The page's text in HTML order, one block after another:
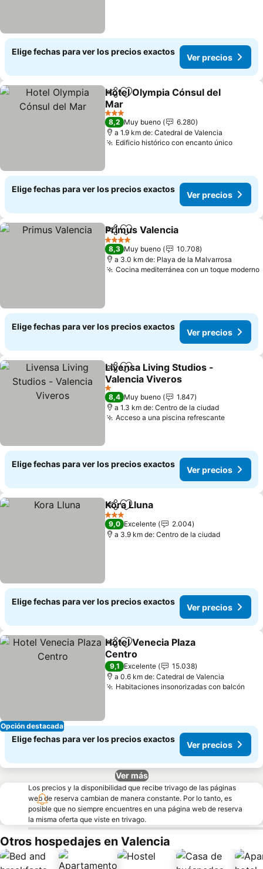
Elige fechas para ver los precios exactos
Ver precios
CompartirAgregar a favoritos
Hotel Olympia Cónsul del
Mar
3 Estrellas
8,2 Muy bueno
6.280
a 1.9 km de: Catedral de Valencia
Edificio histórico con encanto único
Elige fechas para ver los precios exactos
Ver precios
CompartirAgregar a favoritos
Primus Valencia
4 Estrellas
8,3 Muy bueno
10.708
a 3.0 km de: Playa de la Malvarrosa
Cocina mediterránea con un toque moderno
Elige fechas para ver los precios exactos
Ver precios
CompartirAgregar a favoritos
Livensa Living Studios -
Valencia Viveros
1 Estrellas
8,4 Muy bueno
1.847
a 1.3 km de: Centro de la ciudad
Acceso a una piscina refrescante
Elige fechas para ver los precios exactos
Ver precios
CompartirAgregar a favoritos
Kora Lluna
3 Estrellas
9,0 Excelente
2.004
a 3.9 km de: Centro de la ciudad
Elige fechas para ver los precios exactos
Ver precios
Opción destacada
CompartirAgregar a favoritos
Hotel Venecia Plaza
Centro
9,1 Excelente
15.038
a 0.6 km de: Catedral de Valencia
Habitaciones insonorizadas con balcón
Elige fechas para ver los precios exactos
Ver precios
Ver más
Los precios y la disponibilidad que recibe trivago de las páginas
web de reserva cambian de manera constante. Por lo tanto, es
posible que no siempre encuentres en una página web de reserva
la misma oferta que viste en trivago.
Otros hospedajes en Valencia